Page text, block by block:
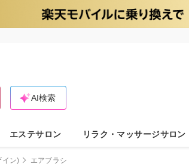
AI検索
エステサロン リラク・マッサージサロン
イン) エアブラシ